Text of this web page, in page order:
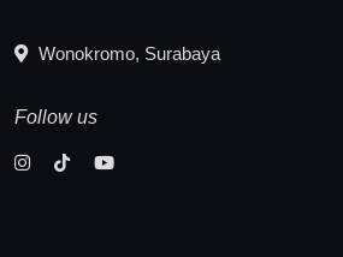
Wonokromo, Surabaya
Follow us